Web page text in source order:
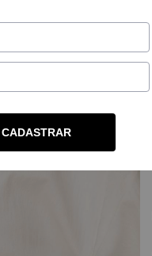
CADASTRAR